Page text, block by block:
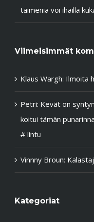
taimenia voi ihailla
Viimeisimmät
Klaus Wargh: Ilmoita
Petri: Kevät on
koitui tämän
# lintu
Vinnny Broun:
Kategoriat